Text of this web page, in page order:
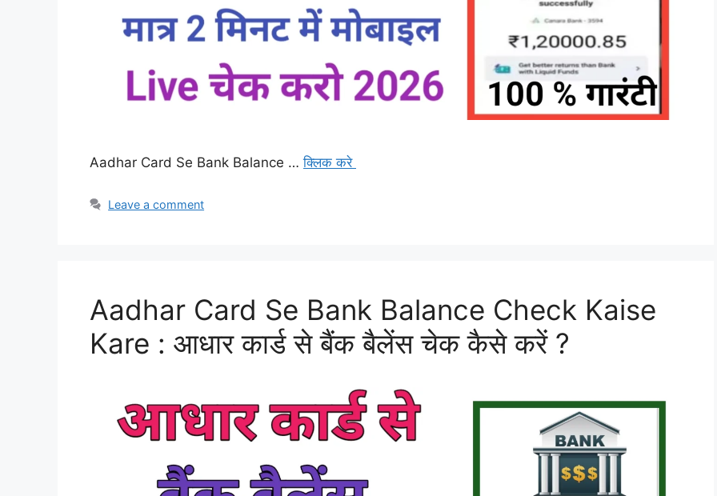
Aadhar Card Se Bank Balance …क्लिक करे
Leave a comment
Aadhar Card Se Bank Balance Check Kaise
Kare : आधार कार्ड से बैंक बैलेंस चेक कैसे करें ?